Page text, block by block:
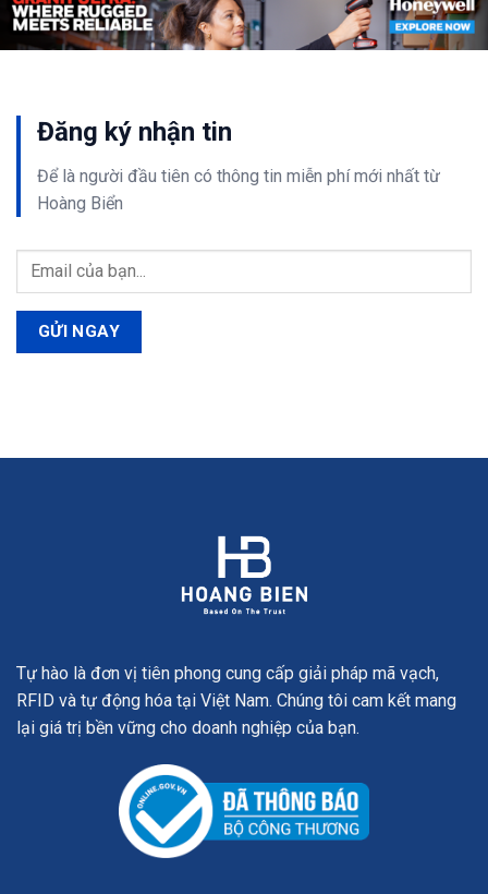
Đăng ký nhận tin
Để là người đầu tiên có thông tin miễn phímới nhất từ
Hoàng Biển
Tự hào là đơn vị tiên phong cung cấp giải pháp mã vạch,
RFID và tự động hóa tại Việt Nam. Chúng tôi cam kết mang
lại giá trị bền vững cho doanh nghiệp của bạn.